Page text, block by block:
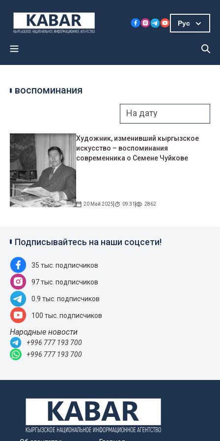
Рус
воспоминания
Художник, изменивший кыргызское
искусство – воспоминания
современника о Семене Чуйкове
20 Май 2025 09:31 2862
Подписывайтесь на наши соцсети!
35 тыс. подписчиков
97 тыс. подписчиков
0.9 тыс. подписчиков
100 тыс. подписчиков
Народные новости
+996 777 193 700
+996 777 193 700